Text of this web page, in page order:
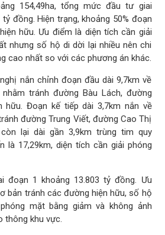
154,49ha, tổng mức đầu tư giai
đồng. Hiện trạng, khoảng 50% đoạn
hữu. Ưu điểm là diện tích cần giải
nhưng số hộ di dời lại nhiều nên chi
cao nhất so với các phương án khác.
nắn chỉnh đoạn đầu dài 9,7km về
tránh đường Bàu Lách, đường
hữu. Đoạn kế tiếp dài 3,7km nắn về
đường Trung Viết, đường Cao Thị
lại dài gần 3,9km trùng tim quy
là 17,29km, diện tích cần giải phóng
đoạn 1 khoảng 13.803 tỷ đồng. Ưu
bản tránh các đường hiện hữu, số hộ
mặt bằng giảm và không ảnh
thông khu vực.